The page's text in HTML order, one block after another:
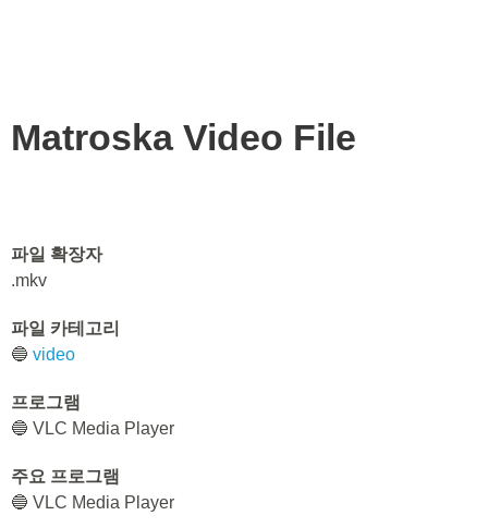
Matroska Video File
파일 확장자
.mkv
파일 카테고리
🔵 video
프로그램
🔵 VLC Media Player
주요 프로그램
🔵 VLC Media Player